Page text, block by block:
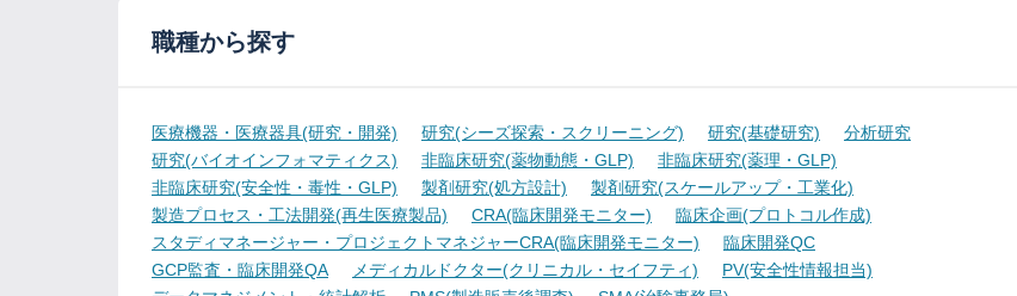
職種から探す
医療機器・医療器具(研究・開発) 研究(シーズ探索・スクリーニング) 研究(基礎研究)
分析研究
研究(バイオインフォマティクス)
非臨床研究(薬物動態・GLP)
非臨床研究(薬理・GLP)
非臨床研究(安全性・毒性・GLP)
製剤研究(処方設計)
製剤研究(スケールアップ・工業化)
製造プロセス・工法開発(再生医療製品)
CRA(臨床開発モニター)
臨床企画(プロトコル作成)
スタディマネージャー・プロジェクトマネジャーCRA(臨床開発モニター)
臨床開発QC
GCP監査・臨床開発QA
メディカルドクター(クリニカル・セイフティ)
PV(安全性情報担当)